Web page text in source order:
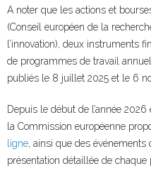
A noter que les actions et
(Conseil européen de la
l’innovation), deux instruments
de programmes de travail
publiés le 8 juillet 2025 et le 6
Depuis le début de l’année
la Commission européenne
ligne, ainsi que des événements
présentation détaillée de